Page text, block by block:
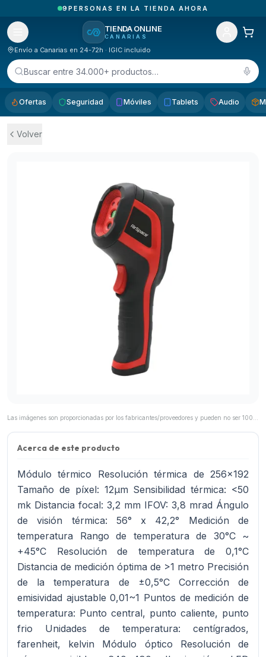
PEDIDOS ENTREGADOS HOY EN CANARIAS
TIENDA ONLINE
CANARIAS
Envío a Canarias en 24-72h · IGIC incluido
Buscar entre 34.000+ productos…
Ofertas Seguridad Móviles Tablets Audio
Volver
Acerca de este producto
Módulo térmico Resolución térmica de 256x192
Tamaño de píxel: 12μm Sensibilidad térmica: <50
mk Distancia focal: 3,2 mm IFOV: 3,8 mrad Ángulo
de visión térmica: 56° x 42,2° Medición de
temperatura Rango de temperatura de 30°C ~
+45°C Resolución de temperatura de 0,1°C
Distancia de medición óptima de >1 metro Precisión
de la temperatura de ±0,5°C Corrección de
emisividad ajustable 0,01~1 Puntos de medición de
temperatura: Punto central, punto caliente, punto
frio Unidades de temperatura: centígrados,
farenheit, kelvin Módulo óptico Resolución de